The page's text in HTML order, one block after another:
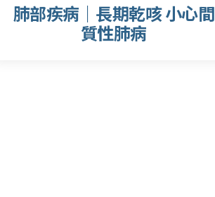
肺部疾病｜長期乾咳 小心間
質性肺病